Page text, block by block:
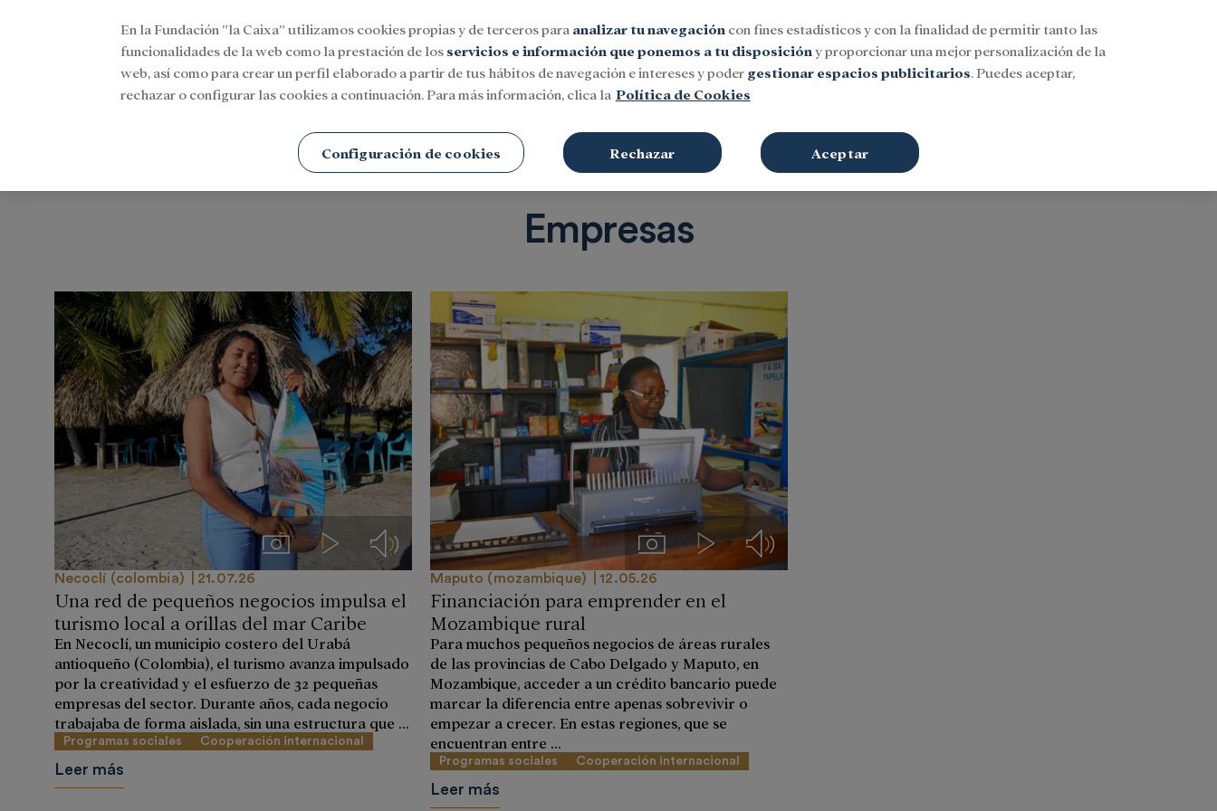
Iniciar sesión Buscar
SocialInvestigación y becasCultura
Empresas
ImágenesVideos Audios
Necoclí (colombia) 21.07.26
Una red de pequeños negocios impulsa el
turismo local a orillas del mar Caribe
En Necoclí, un municipio costero del Urabá
antioqueño (Colombia), el turismo avanza impulsado
por la creatividad y el esfuerzo de 32 pequeñas
empresas del sector. Durante años, cada negocio
trabajaba de forma aislada, sin una estructura que ...
Programas sociales Cooperación internacional
Leer más
ImágenesVideos Audios
Maputo (mozambique) 12.05.26
Financiación para emprender en el
Mozambique rural
Para muchos pequeños negocios de áreas rurales
de las provincias de Cabo Delgado y Maputo, en
Mozambique, acceder a un crédito bancario puede
marcar la diferencia entre apenas sobrevivir o
empezar a crecer. En estas regiones, que se
encuentran entre ...
Programas sociales Cooperación internacional
Leer más
En la Fundación ”la Caixa” utilizamos cookies propias y de terceros para analizar tu navegación con fines estadísticos y con la finalidad de permitir tanto las
funcionalidades de la web como la prestación de los servicios e información que ponemos a tu disposición y proporcionar una mejor personalización de la
web, así como para crear un perfil elaborado a partir de tus hábitos de navegación e intereses y poder gestionar espacios publicitarios. Puedes aceptar,
rechazar o configurar las cookies a continuación. Para más información, clica la Política de Cookies
Configuración de cookies Rechazar Aceptar